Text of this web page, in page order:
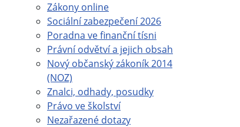
Zákony online
Sociální zabezpečení 2026
Poradna ve finanční tísni
Právní odvětví a jejich obsah
Nový občanský zákoník 2014
(NOZ)
Znalci, odhady, posudky
Právo ve školství
Nezařazené dotazy